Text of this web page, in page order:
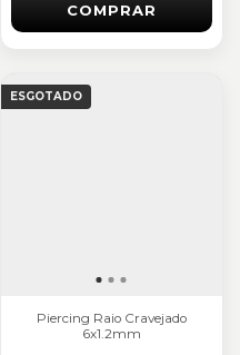
COMPRAR
ESGOTADO
Piercing Raio Cravejado
6x1.2mm